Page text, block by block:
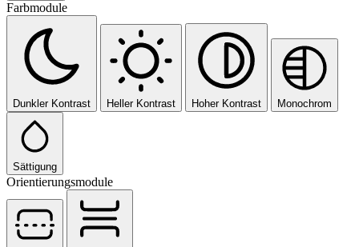
Farbmodule
Dunkler Kontrast Heller Kontrast Hoher Kontrast Monochrom
Sättigung
Orientierungsmodule